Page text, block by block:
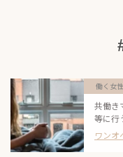
働く女性
共働き
等に行
ワンオ